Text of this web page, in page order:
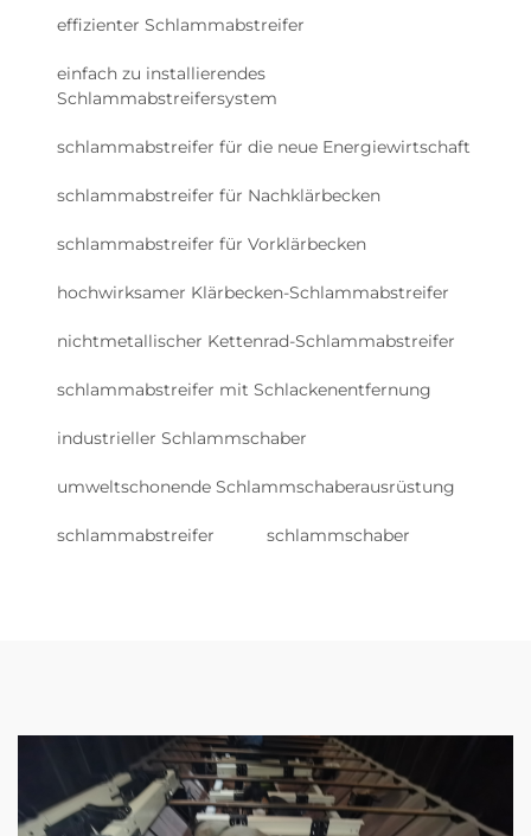
effizienter Schlammabstreifer
einfach zu installierendes
Schlammabstreifersystem
schlammabstreifer für die neue Energiewirtschaft
schlammabstreifer für Nachklärbecken
schlammabstreifer für Vorklärbecken
hochwirksamer Klärbecken-Schlammabstreifer
nichtmetallischer Kettenrad-Schlammabstreifer
schlammabstreifer mit Schlackenentfernung
industrieller Schlammschaber
umweltschonende Schlammschaberausrüstung
schlammabstreifer schlammschaber